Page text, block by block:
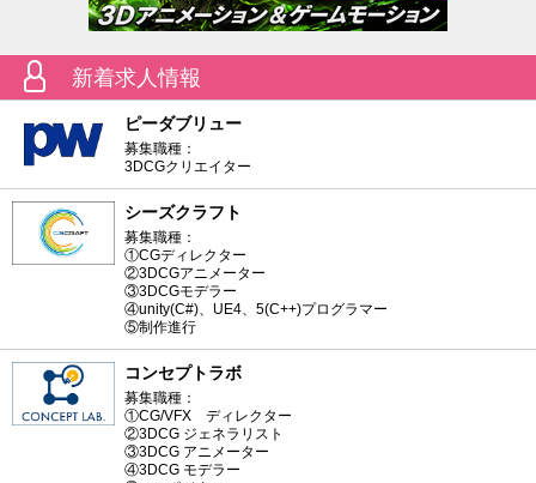
新着求人情報
ピーダブリュー
募集職種：
3DCGクリエイター
シーズクラフト
募集職種：
①CGディレクター
②3DCGアニメーター
③3DCGモデラー
④unity(C#)、UE4、5(C++)プログラマー
⑤制作進行
コンセプトラボ
募集職種：
①CG/VFX ディレクター
②3DCG ジェネラリスト
③3DCG アニメーター
④3DCG モデラー